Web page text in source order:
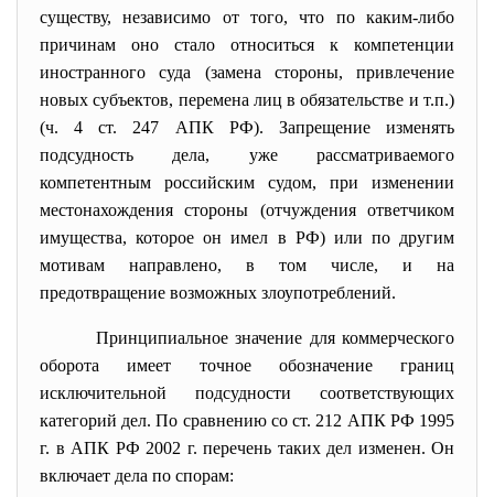
существу, независимо от того, что по каким-либо
причинам оно стало относиться к компетенции
иностранного суда (замена стороны, привлечение
новых субъектов, перемена лиц в обязательстве и т.п.)
(ч. 4 ст. 247 АПК РФ). Запрещение изменять
подсудность дела, уже рассматриваемого
компетентным российским судом, при изменении
местонахождения стороны (отчуждения ответчиком
имущества, которое он имел в РФ) или по другим
мотивам направлено, в том числе, и на
предотвращение возможных злоупотреблений.
Принципиальное значение для коммерческого
оборота имеет точное обозначение границ
исключительной подсудности соответствующих
категорий дел. По сравнению со ст. 212 АПК РФ 1995
г. в АПК РФ 2002 г. перечень таких дел изменен. Он
включает дела по спорам: